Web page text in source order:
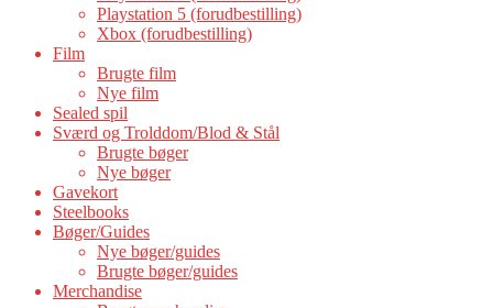
Playstation 5 (forudbestilling)
Xbox (forudbestilling)
Film
Brugte film
Nye film
Sealed spil
Sværd og Trolddom/Blod & Stål
Brugte bøger
Nye bøger
Gavekort
Steelbooks
Bøger/Guides
Nye bøger/guides
Brugte bøger/guides
Merchandise